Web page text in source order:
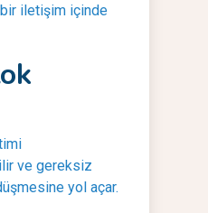
iletişim içinde
ve gereksiz
yol açar.